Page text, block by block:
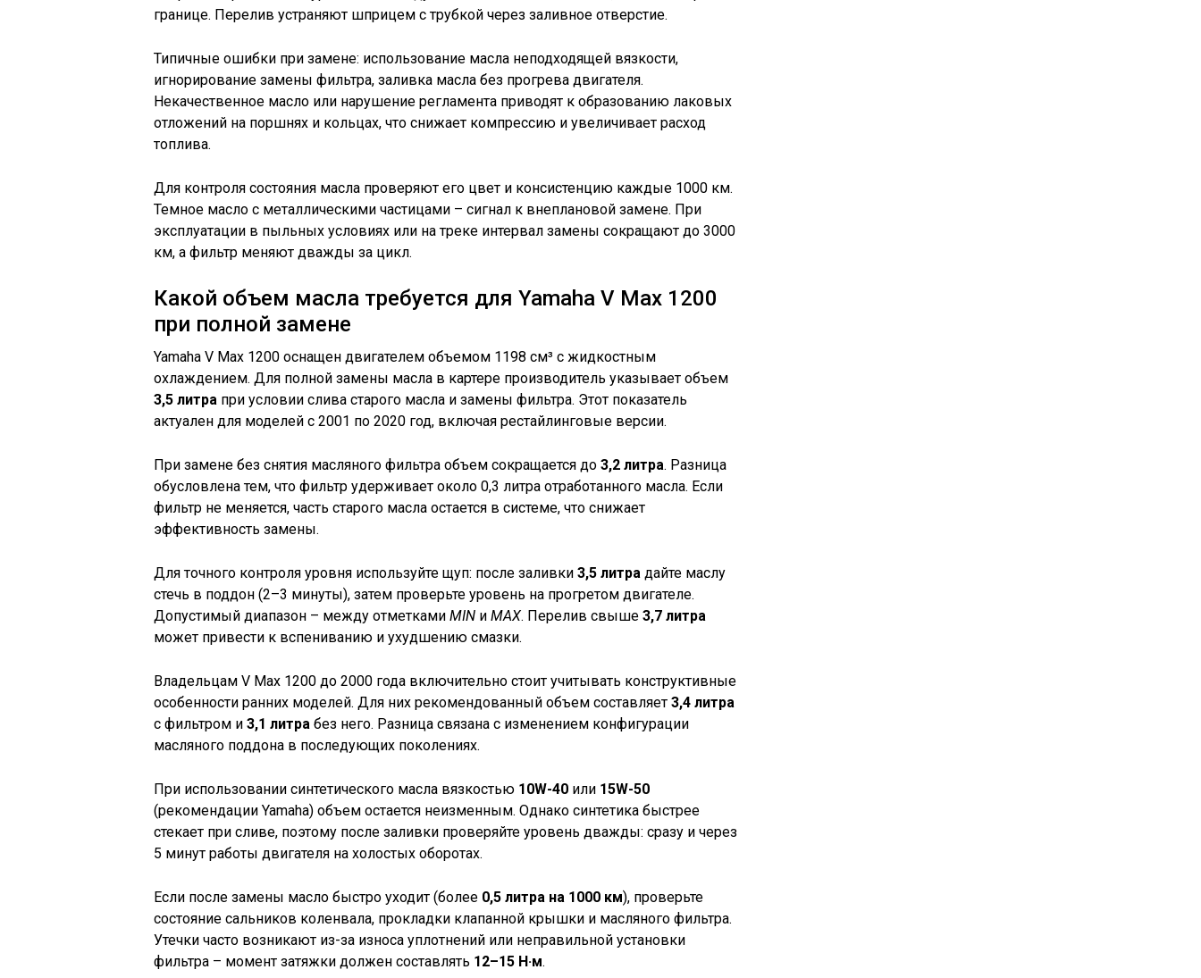
границе. Перелив устраняют шприцем с трубкой через заливное отверстие.
Типичные ошибки при замене: использование масла неподходящей вязкости,
игнорирование замены фильтра, заливка масла без прогрева двигателя.
Некачественное масло или нарушение регламента приводят к образованию лаковых
отложений на поршнях и кольцах, что снижает компрессию и увеличивает расход
топлива.
Для контроля состояния масла проверяют его цвет и консистенцию каждые 1000 км.
Темное масло с металлическими частицами – сигнал к внеплановой замене. При
эксплуатации в пыльных условиях или на треке интервал замены сокращают до 3000
км, а фильтр меняют дважды за цикл.
Какой объем масла требуется для Yamaha V Max 1200
при полной замене
Yamaha V Max 1200 оснащен двигателем объемом 1198 см³ с жидкостным
охлаждением. Для полной замены масла в картере производитель указывает объем
3,5 литра при условии слива старого масла и замены фильтра. Этот показатель
актуален для моделей с 2001 по 2020 год, включая рестайлинговые версии.
При замене без снятия масляного фильтра объем сокращается до 3,2 литра. Разница
обусловлена тем, что фильтр удерживает около 0,3 литра отработанного масла. Если
фильтр не меняется, часть старого масла остается в системе, что снижает
эффективность замены.
Для точного контроля уровня используйте щуп: после заливки 3,5 литра дайте маслу
стечь в поддон (2–3 минуты), затем проверьте уровень на прогретом двигателе.
Допустимый диапазон – между отметками MIN и MAX. Перелив свыше 3,7 литра
может привести к вспениванию и ухудшению смазки.
Владельцам V Max 1200 до 2000 года включительно стоит учитывать конструктивные
особенности ранних моделей. Для них рекомендованный объем составляет 3,4 литра
с фильтром и 3,1 литра без него. Разница связана с изменением конфигурации
масляного поддона в последующих поколениях.
При использовании синтетического масла вязкостью 10W-40 или 15W-50
(рекомендации Yamaha) объем остается неизменным. Однако синтетика быстрее
стекает при сливе, поэтому после заливки проверяйте уровень дважды: сразу и через
5 минут работы двигателя на холостых оборотах.
Если после замены масло быстро уходит (более 0,5 литра на 1000 км), проверьте
состояние сальников коленвала, прокладки клапанной крышки и масляного фильтра.
Утечки часто возникают из-за износа уплотнений или неправильной установки
фильтра – момент затяжки должен составлять 12–15 Н·м.